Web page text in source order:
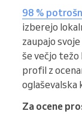
98 %
izberejo
zaupajo
še večjo težo
profil z
oglaševalska
Za ocene